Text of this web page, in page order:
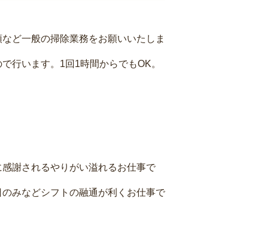
ど一般の掃除業務をお願いいたしま
行います。1回1時間からでもOK。
謝されるやりがい溢れるお仕事で
みなどシフトの融通が利くお仕事で